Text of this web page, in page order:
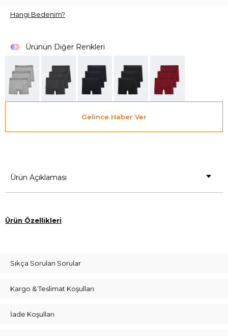
Hangi Bedenim?
Ürünün Diğer Renkleri
Gelince Haber Ver
Ürün Açıklaması
Ürün Özellikleri
Sıkça Sorulan Sorular
Kargo & Teslimat Koşulları
İade Koşulları